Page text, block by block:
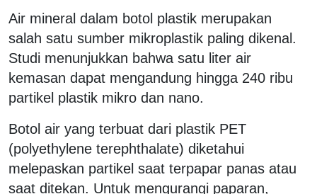
Air mineral dalam botol plastik merupakan
salah satu sumber mikroplastik paling dikenal.
Studi menunjukkan bahwa satu liter air
kemasan dapat mengandung hingga 240 ribu
partikel plastik mikro dan nano.
Botol air yang terbuat dari plastik PET
(polyethylene terephthalate) diketahui
melepaskan partikel saat terpapar panas atau
saat ditekan. Untuk mengurangi paparan,